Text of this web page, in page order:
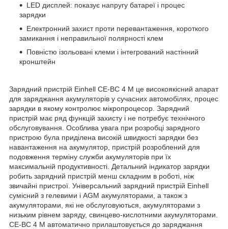
LED дисплей: показує напругу батареї і процес
зарядки
Електронний захист проти перевантаження, короткого
замикання і неправильної полярності клем
Повністю ізольовані клеми і інтегрований настінний
кронштейн
Зарядний пристрій Einhell CE-BC 4 M це високоякісний апарат
для заряджання акумуляторів у сучасних автомобілях, процес
зарядки в якому контролює мікропроцесор. Зарядний
пристрій має ряд функцій захисту і не потребує технічного
обслуговування. Особлива увага при розробці зарядного
пристрою була приділена високій швидкості зарядки без
навантаження на акумулятор, пристрій розроблений для
подовження терміну служби акумуляторів при їх
максимальній продуктивності. Детальний індикатор зарядки
робить зарядний пристрій менш складним в роботі, ніж
звичайні пристрої. Універсальний зарядний пристрій Einhell
сумісний з гелевими і AGM акумуляторами, а також з
акумуляторами, які не обслуговуються, акумуляторами з
низьким рівнем заряду, свинцево-кислотними акумуляторами.
CE-BC 4 M автоматично прилаштовується до заряджання